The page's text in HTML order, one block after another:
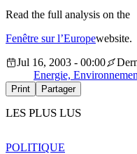
Read the full analysis on the
Fenêtre sur l’Europewebsite.
Jul 16, 2003 - 00:00
Energie,
Print Partager
LES PLUS LUS
POLITIQUE